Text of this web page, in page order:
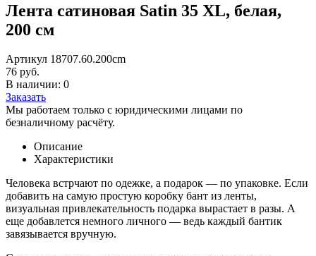
Лента сатиновая Satin 35 XL, белая,
200 см
Артикул 18707.60.200cm
76 руб.
В наличии: 0
Заказать
Мы работаем только с юридическими лицами по
безналичному расчёту.
Описание
Характеристики
Человека встрчают по одежке, а подарок — по упаковке. Если
добавить на самую простую коробку бант из ленты,
визуальная привлекательность подарка вырастает в разы. А
еще добавлется немного личного — ведь каждый бантик
завязывается вручную.